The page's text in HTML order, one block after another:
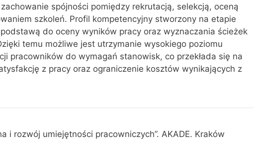
spójności pomiędzy rekrutacją, selekcją, oceną
szkoleń. Profil kompetencyjny stworzony na etapie
do oceny wyników pracy oraz wyznaczania ścieżek
temu możliwe jest utrzymanie wysokiego poziomu
pracowników do wymagań stanowisk, co przekłada się na
z pracy oraz ograniczenie kosztów wynikających z
i rozwój umiejętności pracowniczych”. AKADE. Kraków